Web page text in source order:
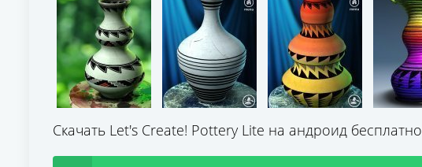
Скачать Let's Create! Pottery Lite на андроид бесплатно